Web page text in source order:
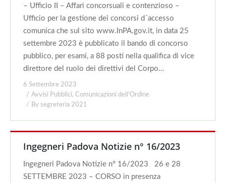
– Ufficio II – Affari concorsuali e contenzioso –
Ufficio per la gestione dei concorsi d´accesso
comunica che sul sito www.InPA.gov.it, in data 25
settembre 2023 è pubblicato il bando di concorso
pubblico, per esami, a 88 posti nella qualifica di vice
direttore del ruolo dei direttivi del Corpo…
6 Settembre 2023
Avvisi Pubblici, Comunicazioni dell'Ordine
By segreteria 2021
Ingegneri Padova Notizie n° 16/2023
Ingegneri Padova Notizie n° 16/2023 26 e 28
SETTEMBRE 2023 – CORSO in presenza